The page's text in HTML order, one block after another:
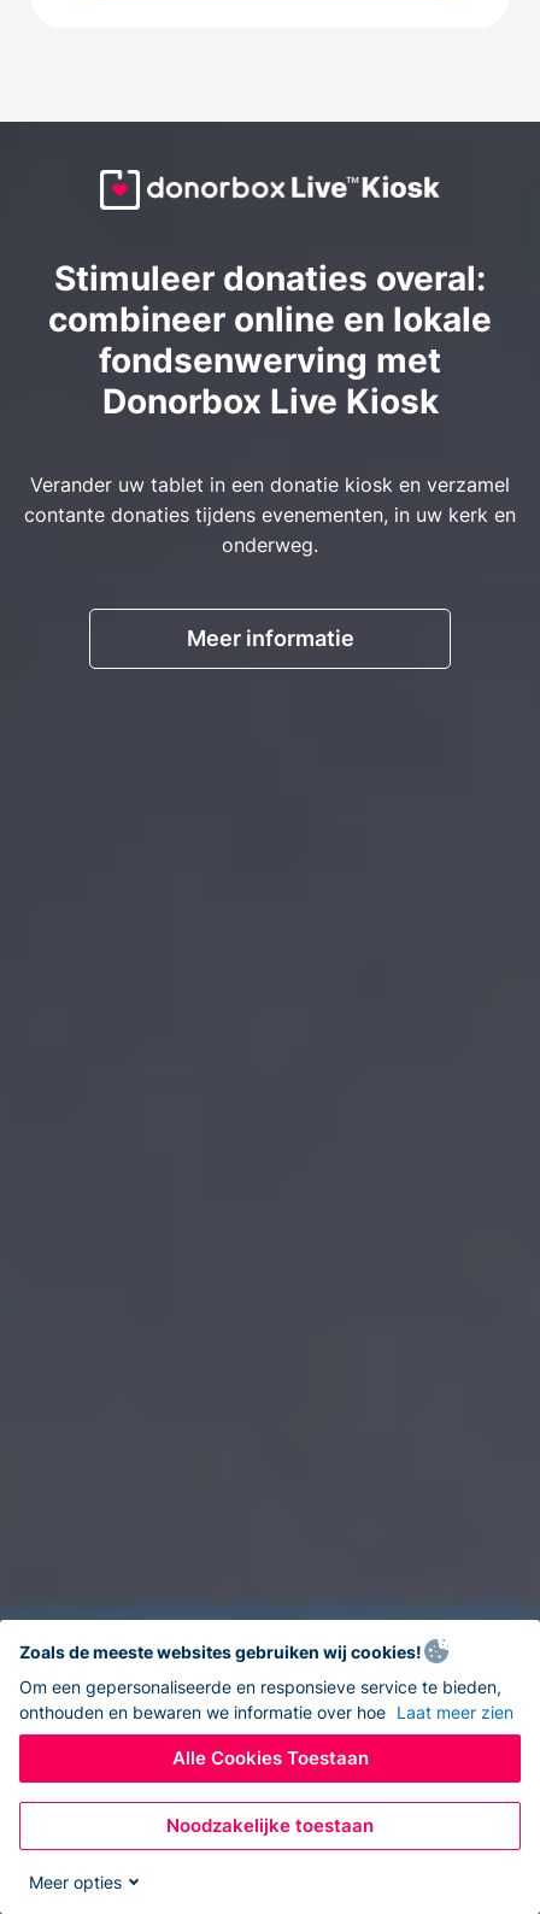
Stimuleer donaties overal:
combineer online en lokale
fondsenwerving met
Donorbox Live Kiosk
Verander uw tablet in een donatie kiosk en verzamel
contante donaties tijdens evenementen, in uw kerk en
onderweg.
Meer informatie
Zoals de meeste websites gebruiken wij cookies!
Om een gepersonaliseerde en responsieve service te bieden,
onthouden en bewaren we informatie over hoe Laat meer zien
Alle Cookies Toestaan
Noodzakelijke toestaan
Meer opties